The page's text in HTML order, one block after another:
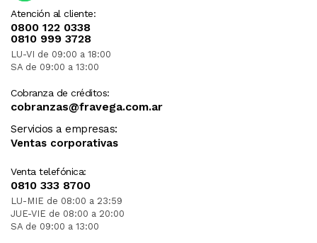
Atención al cliente:
0800 122 0338
0810 999 3728
LU-VI de 09:00 a 18:00
SA de 09:00 a 13:00
Cobranza de créditos:
cobranzas@fravega.com.ar
Servicios a empresas:
Ventas corporativas
Venta telefónica:
0810 333 8700
LU-MIE de 08:00 a 23:59
JUE-VIE de 08:00 a 20:00
SA de 09:00 a 13:00